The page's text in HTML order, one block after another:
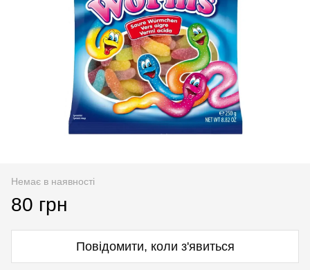
Немає в наявності
80 грн
Повідомити, коли з'явиться